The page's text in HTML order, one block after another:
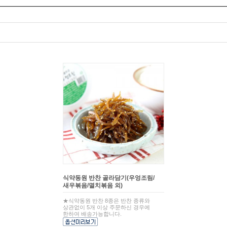
식약동원 반찬 골라담기(우엉조림/
새우볶음/멸치볶음 외)
★식약동원 반찬 8종은 반찬 종류와
상관없이 5개 이상 주문하신 경우에
한하여 배송가능합니다.